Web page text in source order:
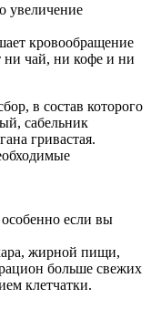
увеличение
кровообращение
ни чай, ни кофе и ни
в состав которого
сабельник
гривастая.
если вы
жирной пищи,
больше свежих
клетчатки.